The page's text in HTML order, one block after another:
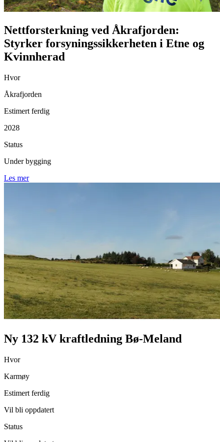
Nettforsterkning ved Åkrafjorden:
Styrker forsyningssikkerheten i Etne og
Kvinnherad
Hvor
Åkrafjorden
Estimert ferdig
2028
Status
Under bygging
Les mer
Ny 132 kV kraftledning Bø-Meland
Hvor
Karmøy
Estimert ferdig
Vil bli oppdatert
Status